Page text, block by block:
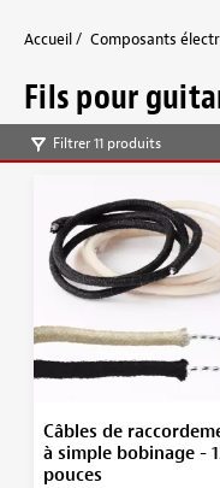
Accueil Composants
Fils pour
Filtrer 11 produits
Câbles de
à simple bobinage -
pouces